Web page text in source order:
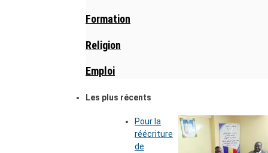
Formation
Religion
Emploi
Les plus récents
Pour la
réécriture
de